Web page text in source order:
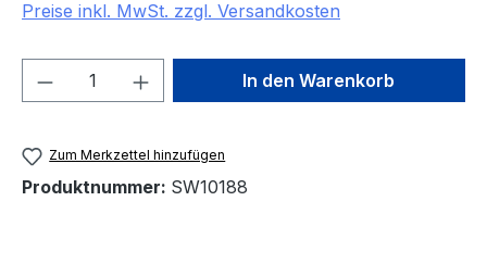
Preise inkl. MwSt. zzgl. Versandkosten
Produkt Anzahl: Gib denIn den Warenkorb
Zum Merkzettel hinzufügen
Produktnummer: SW10188